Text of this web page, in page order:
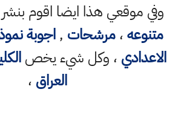
وفي موقعي هذا ايضا اقوم
متنوعه،مرشحات ,اجوبة
الاعدادي ، وكل شيء يخص
العراق ،